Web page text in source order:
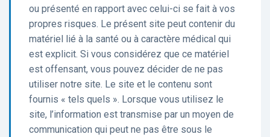
ou présenté en rapport avec celui-ci se fait à vos
propres risques. Le présent site peut contenir du
matériel lié à la santé ou à caractère médical qui
est explicit. Si vous considérez que ce matériel
est offensant, vous pouvez décider de ne pas
utiliser notre site. Le site et le contenu sont
fournis « tels quels ». Lorsque vous utilisez le
site, l’information est transmise par un moyen de
communication qui peut ne pas être sous le